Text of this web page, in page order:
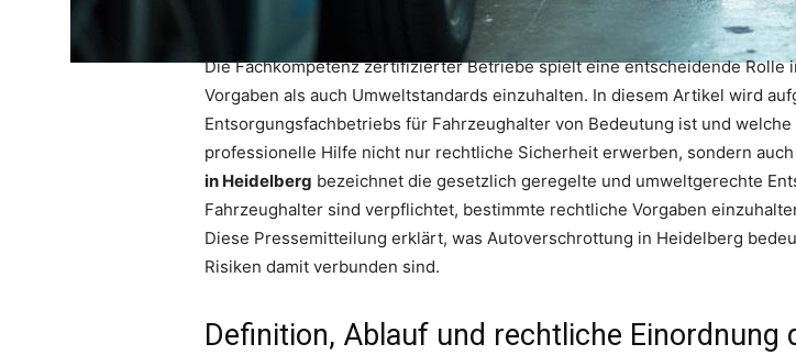
Die Fachkompetenz zertifizierter Betriebe spielt eine entscheidende
Vorgaben als auch Umweltstandards einzuhalten. In diesem Artikel wird
Entsorgungsfachbetriebs für Fahrzeughalter von Bedeutung ist und
professionelle Hilfe nicht nur rechtliche Sicherheit erwerben, sondern
in Heidelberg bezeichnet die gesetzlich geregelte und umweltgerechte
Fahrzeughalter sind verpflichtet, bestimmte rechtliche Vorgaben
Diese Pressemitteilung erklärt, was Autoverschrottung in Heidelberg
Risiken damit verbunden sind.
Definition, Ablauf und rechtliche Einordnung